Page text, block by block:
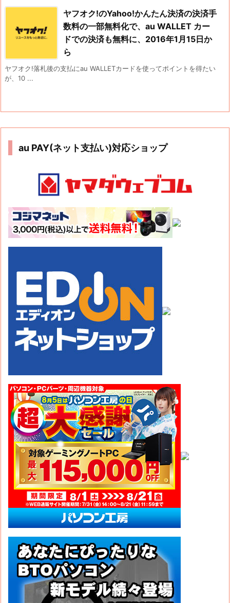
ヤフオク!のYahoo!かんたん決済の決済手
数料の一部無料化で、au WALLET カー
ドでの決済も無料に、2016年1月15日か
ら
ヤフオク!落札後の支払にau WALLETカードを使ってポイントを得たい
が、10 ...
au PAY(ネット支払い)対応ショップ